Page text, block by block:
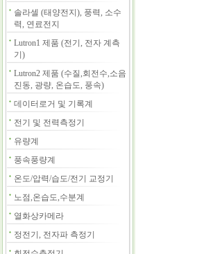
솔라셀 (태양전지), 풍력, 소수
력, 연료전지
Lutron1 제품 (전기, 전자 계측
기)
Lutron2 제품 (수질,회전수,소음
진동, 광량, 온습도, 풍속)
데이터로거 및 기록계
전기 및 전력측정기
유량계
풍속풍량계
온도/압력/습도/전기 교정기
노점,온습도,수분계
열화상카메라
정전기, 전자파 측정기